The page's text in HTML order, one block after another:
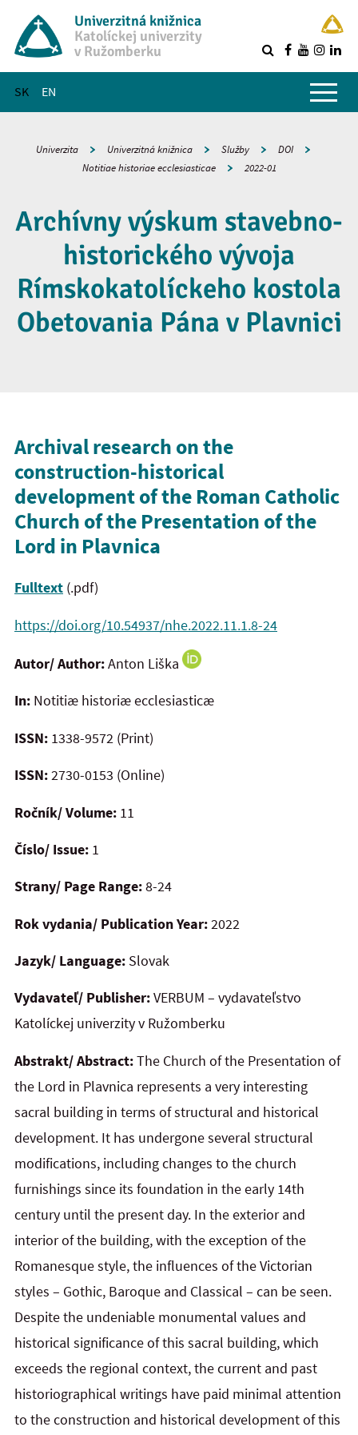
Univerzitná knižnica
Katolíckej univerzity
v Ružomberku
SK EN
Hlavné menu
Univerzita Univerzitná knižnica Služby
DOI
Notitiae historiae ecclesiasticae
2022-01
Archívny výskum stavebno-
historického vývoja
Rímskokatolíckeho kostola
Obetovania Pána v Plavnici
Archival research on the
construction-historical
development of the Roman Catholic
Church of the Presentation of the
Lord in Plavnica
Fulltext (.pdf)
https://doi.org/10.54937/nhe.2022.11.1.8-24
Autor/ Author:Anton Liška
In: Notitiæ historiæ ecclesiasticæ
ISSN: 1338-9572 (Print)
ISSN:2730-0153 (Online)
Ročník/ Volume: 11
Číslo/ Issue: 1
Strany/ Page Range:8-24
Rok vydania/ Publication Year:2022
Jazyk/ Language: Slovak
Vydavateľ/ Publisher:VERBUM – vydavateľstvo
Katolíckej univerzity v Ružomberku
Abstrakt/ Abstract:The Church of the Presentation of
the Lord in Plavnica represents a very interesting
sacral building in terms of structural and historical
development. It has undergone several structural
modifications, including changes to the church
furnishings since its foundation in the early 14th
century until the present day. In the exterior and
interior of the building, with the exception of the
Romanesque style, the influences of the Victorian
styles – Gothic, Baroque and Classical – can be seen.
Despite the undeniable monumental values and
historical significance of this sacral building, which
exceeds the regional context, the current and past
historiographical writings have paid minimal attention
to the construction and historical development of this